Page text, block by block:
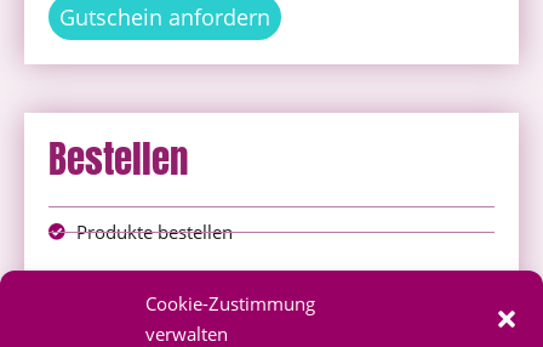
Cookie-Zustimmung
verwalten
Gutschein anfordern
Bestellen
Produkte bestellen
über mich bestellen